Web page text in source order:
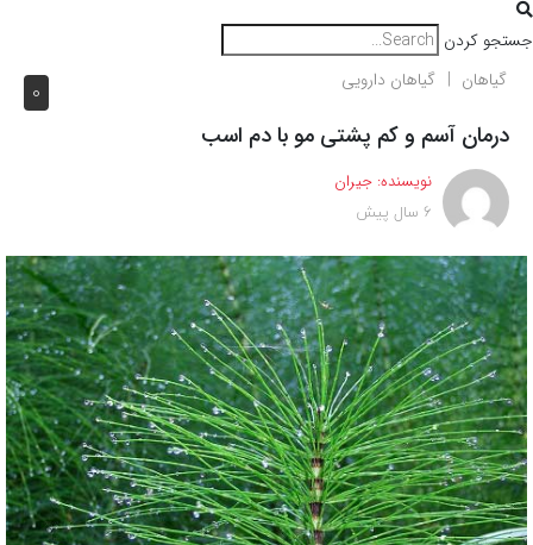
جستجو کردن
0 گیاهان گیاهان دارویی
درمان آسم و کم پشتی مو با دم اسب
نویسنده: جیران
6 سال پیش